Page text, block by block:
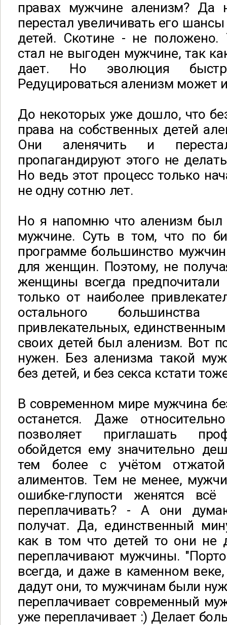
правах мужчине аленизм? Да
перестал увеличивать его
детей. Скотине - не положено.
стал не выгоден мужчине, так
дает. Но эволюция
Редуцироваться аленизм может
До некоторых уже дошло, что
права на собственных детей
Они аленячить и
пропагандируют этого не
Но ведь этот процесс только
не одну сотню лет.
Но я напомню что аленизм был
мужчине. Суть в том, что по
программе большинство
для женщин. Поэтому, не
женщины всегда предпочитали
только от наиболее
остального
привлекательных,
своих детей был аленизм. Вот
нужен. Без аленизма такой
без детей, и без секса кстати
В современном мире мужчина
останется. Даже
позволяет приглашать
обойдется ему значительно
тем более с учётом
алиментов. Тем не менее,
ошибке-глупости женятся
переплачивать? - А они
получат. Да, единственный
как в том что детей то они не
переплачивают мужчины.
всегда, и даже в каменном
дадут они, то мужчинам были
переплачивает современный
уже переплачивает :) Делает